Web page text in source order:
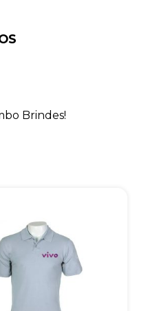
Brindes!
momento.